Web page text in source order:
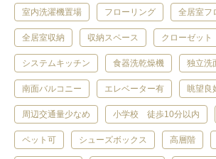
室内洗濯機置場 フローリング 全居室フ
全居室収納 収納スペース クローゼット
システムキッチン 食器洗乾燥機 独立洗
南面バルコニー エレベーター有 眺望良
周辺交通量少なめ 小学校 徒歩10分以内
ペット可 シューズボックス 高層階